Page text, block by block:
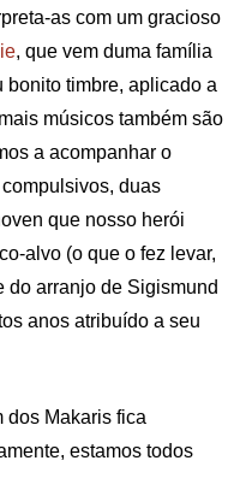
as com um gracioso
, que vem duma família
bonito timbre, aplicado a
músicos também são
a acompanhar o
duas
que nosso herói
alvo (o que o fez levar,
do arranjo de Sigismund
anos atribuído a seu
dos Makaris fica
estamos todos